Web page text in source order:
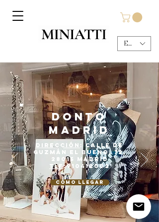
EUR (€)
DONTO
MADRID
Dirección : Calle de
Guzmán el Bueno, 72,
28015 Madrid
Tlf:910412002
Cómo llegar